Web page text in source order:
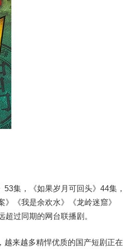
集，《如果岁月可回头》44集，
《我是余欢水》《龙岭迷窟》
过同期的网台联播剧。
来越多精悍优质的国产短剧正在